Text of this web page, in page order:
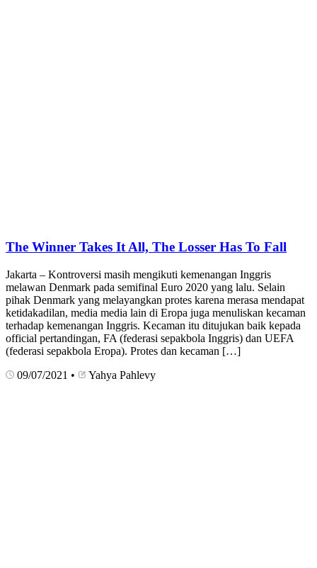
The Winner Takes It All, The Losser Has To Fall
Jakarta – Kontroversi masih mengikuti kemenangan Inggris
melawan Denmark pada semifinal Euro 2020 yang lalu. Selain
pihak Denmark yang melayangkan protes karena merasa mendapat
ketidakadilan, media media lain di Eropa juga menuliskan kecaman
terhadap kemenangan Inggris. Kecaman itu ditujukan baik kepada
official pertandingan, FA (federasi sepakbola Inggris) dan UEFA
(federasi sepakbola Eropa). Protes dan kecaman […]
09/07/2021 • Yahya Pahlevy